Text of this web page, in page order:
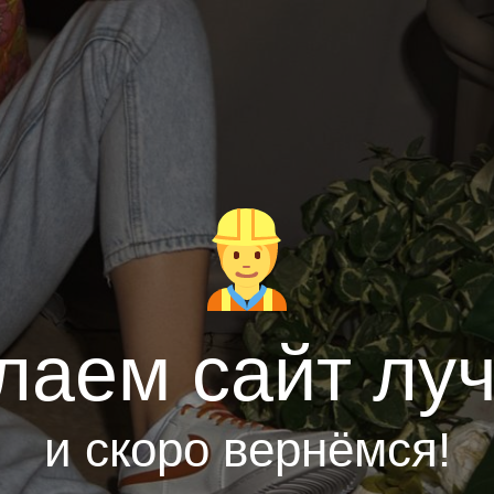
сайт
и скоро вернёмся!